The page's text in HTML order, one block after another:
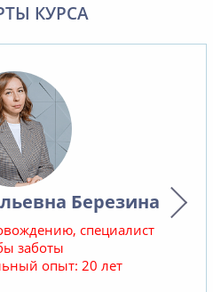
КУРСА
Березина
специалист
заботы
опыт: 20 лет